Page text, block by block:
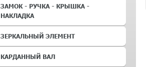
ЗАМОК - РУЧКА - КРЫШКА -
НАКЛАДКА
ЗЕРКАЛЬНЫЙ ЭЛЕМЕНТ
КАРДАННЫЙ ВАЛ